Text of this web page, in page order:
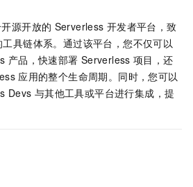
源开放的 Serverless 开发者平台，致
具链体系。通过该平台，您不仅可以
产品，快速部署 Serverless 项目，还
应用的整个生命周期。同时，您可以
Devs 与其他工具或平台进行集成，提